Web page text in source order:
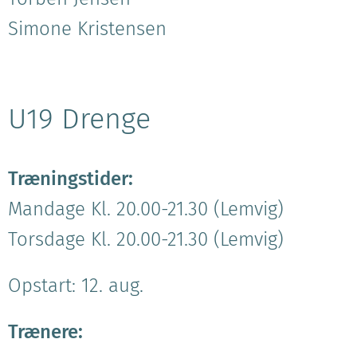
Simone Kristensen
U19 Drenge
Træningstider:
Mandage Kl. 20.00-21.30 (Lemvig)
Torsdage Kl. 20.00-21.30 (Lemvig)
Opstart: 12. aug.
Trænere: